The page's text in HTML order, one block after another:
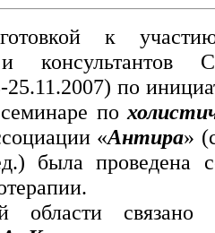
к
консультантов
25.11.2007) по
по
«Антира»
была проведена
области